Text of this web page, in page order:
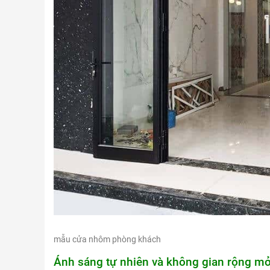
mẫu cửa nhôm phòng khách
Ánh sáng tự nhiên và không gian rộng